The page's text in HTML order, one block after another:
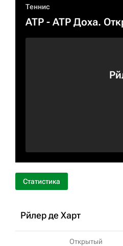
Теннис
ATP - ATP Доха.
Статистика
Рйлер де Харт
Открытый